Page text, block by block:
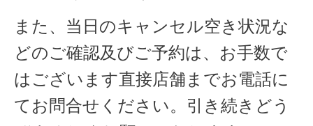
また、当日のキャンセル空き状況な
どのご確認及びご予約は、お手数で
はございます直接店舗までお電話に
てお問合せください。引き続きどう